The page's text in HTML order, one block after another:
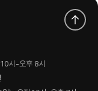
시-오후 8시